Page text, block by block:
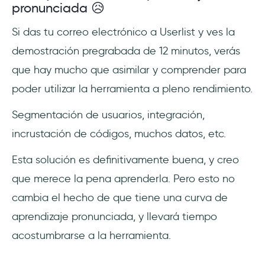
pronunciada 😥
Si das tu correo electrónico a Userlist y ves la
demostración pregrabada de 12 minutos, verás
que hay mucho que asimilar y comprender para
poder utilizar la herramienta a pleno rendimiento.
Segmentación de usuarios, integración,
incrustación de códigos, muchos datos, etc.
Esta solución es definitivamente buena, y creo
que merece la pena aprenderla. Pero esto no
cambia el hecho de que tiene una curva de
aprendizaje pronunciada, y llevará tiempo
acostumbrarse a la herramienta.